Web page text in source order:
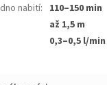
nabití: 110–150 min
až 1,5 m
0,3–0,5 l/min